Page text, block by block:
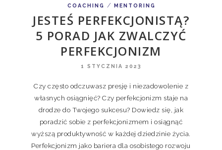
COACHING / MENTORING
JESTEŚ PERFEKCJONISTĄ?
5 PORAD JAK ZWALCZYĆ
PERFEKCJONIZM
1 STYCZNIA 2023
Czy często odczuwasz presję i niezadowolenie z
własnych osiągnięć? Czy perfekcjonizm staje na
drodze do Twojego sukcesu? Dowiedz się, jak
poradzić sobie z perfekcjonizmem i osiągnąć
wyższą produktywność w każdej dziedzinie życia.
Perfekcjonizm jako bariera dla osobistego rozwoju